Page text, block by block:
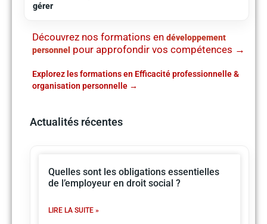
gérer
Découvrez nos formations en développement
personnel pour approfondir vos compétences →
Explorez les formations en Efficacité professionnelle &
organisation personnelle
Actualités récentes
Quelles sont les obligations essentielles
de l’employeur en droit social ?
LIRE LA SUITE »